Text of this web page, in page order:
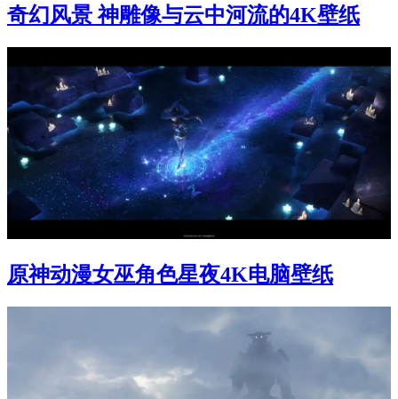
奇幻风景 神雕像与云中河流的4K壁纸
原神动漫女巫角色星夜4K电脑壁纸